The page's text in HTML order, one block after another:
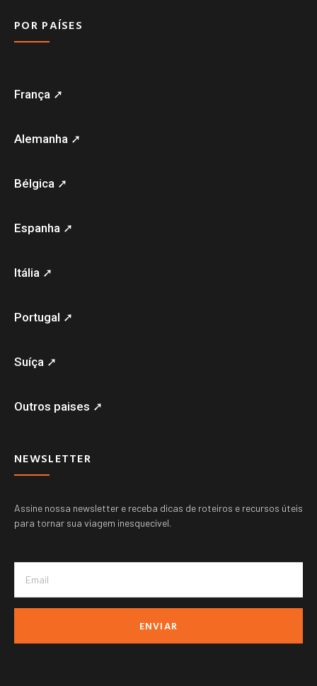
POR PAÍSES
França ➚
Alemanha ➚
Bélgica ➚
Espanha ➚
Itália ➚
Portugal ➚
Suíça ➚
Outros paises ➚
NEWSLETTER
Assine nossa newsletter e receba dicas de roteiros e recursos úteis
para tornar sua viagem inesquecível.
ENVIAR